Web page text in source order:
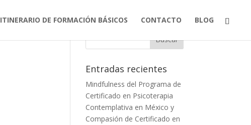
ITINERARIO DE FORMACIÓN BÁSICOS CONTACTO
BLOG
Entradas recientes
Mindfulness del Programa de
Certificado en Psicoterapia
Contemplativa en México y
Compasión de Certificado en